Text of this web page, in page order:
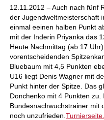
12.11.2012 – Auch nach fünf
der Jugendweltmeisterschaft
einmal eeinen halben Punkt
mit der Inderin Priyanka das
Heute Nachmittag (ab 17
vorentscheidenden
Bluebaum mit 4,5 Punkten
U16 liegt Denis Wagner mit
Punkt hinter der Spitze. Das
Donchenko mit 4 Punkten
Bundesnachwuchstrainer mit
noch unzufrieden. Turnierseite...